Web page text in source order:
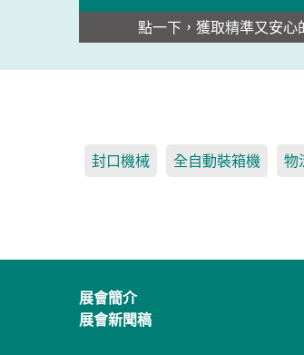
點一下，獲取精準又安心
封口機械 全自動裝箱機 物
展會簡介
展會新聞稿